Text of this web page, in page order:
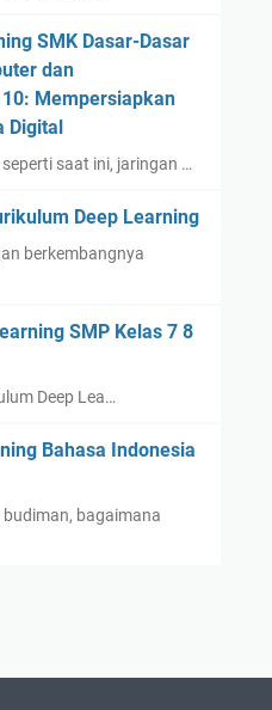
SMK Dasar-Dasar
dan
Mempersiapkan
Digital
saat ini, jaringan …
Deep Learning
berkembangnya
SMP Kelas 7 8
Deep Lea…
Bahasa Indonesia
bagaimana